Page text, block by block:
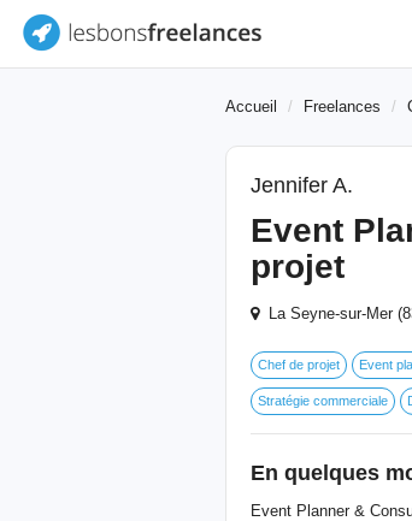
Accueil Freelances
Jennifer A.
Event
projet
La Seyne-sur-Mer
Chef de projet Event
Stratégie commerciale
En quelques
Event Planner &